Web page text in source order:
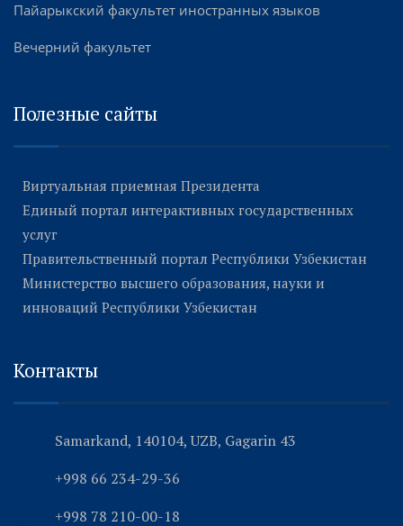
Пайарыкский факультет иностранных языков
Вечерний факультет
Полезные сайты
Виртуальная приемная Президента
Единый портал интерактивных государственных
услуг
Правительственный портал Республики Узбекистан
Министерство высшего образования, науки и
инноваций Республики Узбекистан
Контакты
Samarkand, 140104, UZB, Gagarin 43
+998 66 234-29-36
+998 78 210-00-18